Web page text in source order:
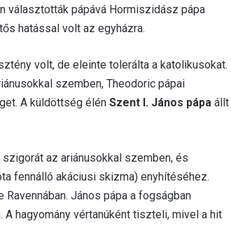
választották pápává Hormiszidász pápa
hatással volt az egyházra.
volt, de eleinte tolerálta a katolikusokat.
szemben, Theodoric pápai
A küldöttség élén Szent I. János pápa állt
az ariánusokkal szemben, és
fennálló akáciusi skizma) enyhítéséhez.
János pápa a fogságban
hagyomány vértanúként tiszteli, mivel a hit